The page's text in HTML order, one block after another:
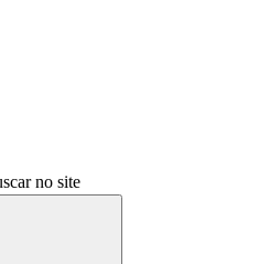
no site